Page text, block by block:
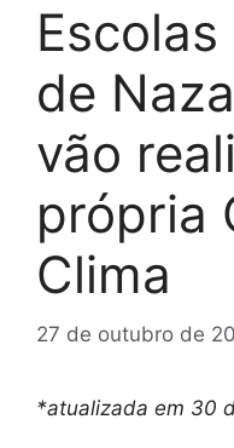
de
vão
própria
Clima
27 de outubro de
*atualizada em 30